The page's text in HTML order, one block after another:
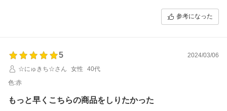
参考になった
5
2024/03/06
☆にゅきち☆さん
女性
40代
色:赤
もっと早くこちらの商品をしりたかった